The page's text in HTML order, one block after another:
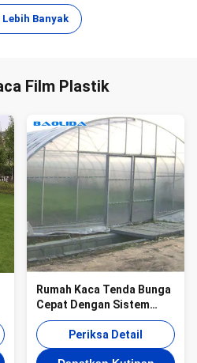
Banyak
Film Plastik
Rumah Kaca Tenda Bunga
Cepat Dengan Sistem
Pendingin Penutup Film
Dome PePeriksa Detail